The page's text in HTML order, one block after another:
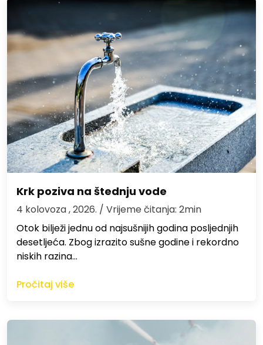
Krk poziva na štednju vode
4 kolovoza , 2026. / Vrijeme čitanja: 2min
Otok bilježi jednu od najsušnijih godina posljednjih
desetljeća. Zbog izrazito sušne godine i rekordno
niskih razina…
Pročitaj više